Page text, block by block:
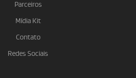
Parceiros
Mídia Kit
Contato
Redes Sociais